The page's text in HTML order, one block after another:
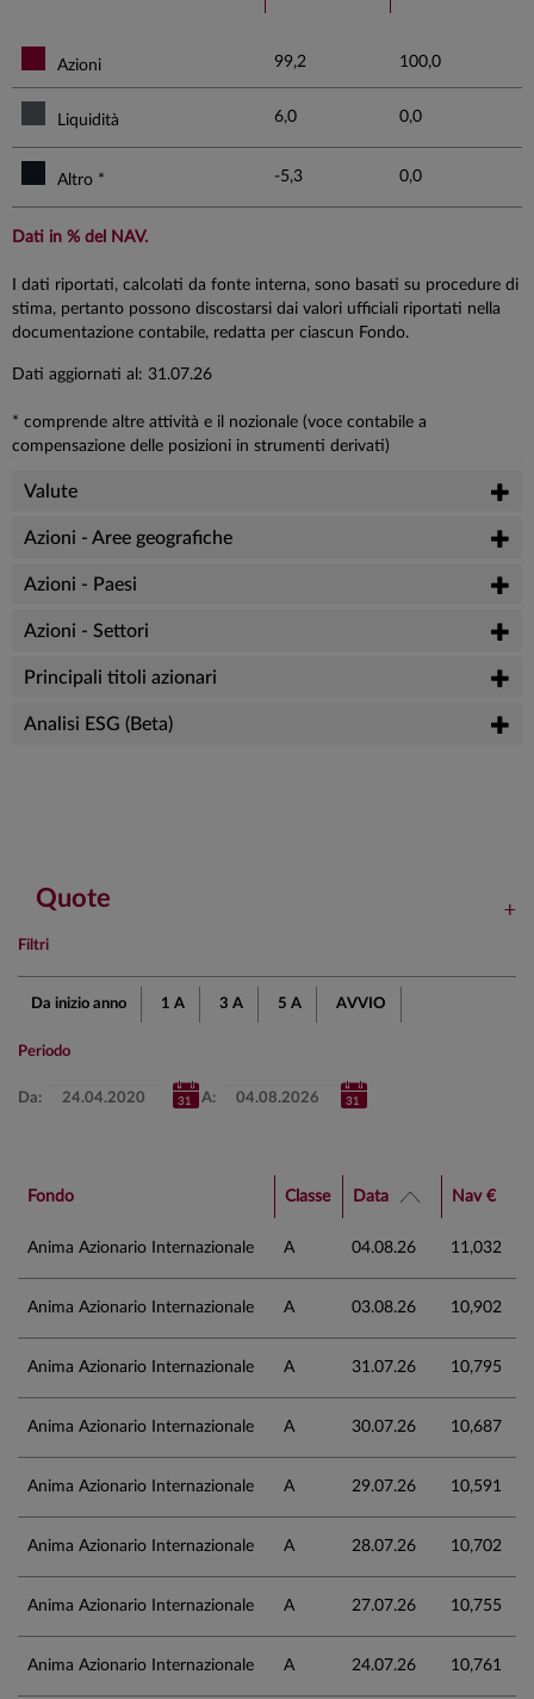
Azioni 99,2 100,0
Liquidità 6,0 0,0
Altro * -5,3 0,0
Dati in % del NAV.
I dati riportati, calcolati da fonte interna, sono basati su procedure di
stima, pertanto possono discostarsi dai valori ufficiali riportati nella
documentazione contabile, redatta per ciascun Fondo.
Dati aggiornati al: 31.07.26
* comprende altre attività e il nozionale (voce contabile a
compensazione delle posizioni in strumenti derivati)
Valute
Azioni - Aree geografiche
Azioni - Paesi
Azioni - Settori
Principali titoli azionari
Analisi ESG (Beta)
Quote
Filtri
Da inizio anno 1 A 3 A 5 A AVVIO
Periodo
Da: A:
Fondo Classe Data Nav €
Anima Azionario Internazionale A 04.08.26 11,032
Anima Azionario Internazionale A 03.08.26 10,902
Anima Azionario Internazionale A 31.07.26 10,795
Anima Azionario Internazionale A 30.07.26 10,687
Anima Azionario Internazionale A 29.07.26 10,591
Anima Azionario Internazionale A 28.07.26 10,702
Anima Azionario Internazionale A 27.07.26 10,755
Anima Azionario Internazionale A 24.07.26 10,761